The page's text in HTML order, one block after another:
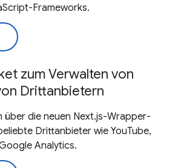
Frameworks.
zum Verwalten von
Drittanbietern
über die neuen Next.js-Wrapper-
Drittanbieter wie YouTube,
Analytics.